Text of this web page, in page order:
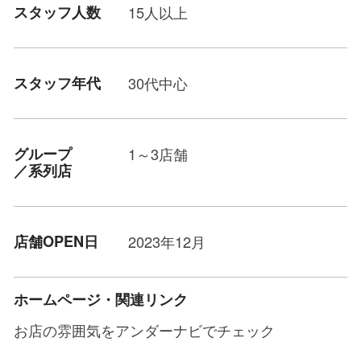
スタッフ人数 15人以上
スタッフ年代 30代中心
グループ
／系列店
1～3店舗
店舗OPEN日 2023年12月
ホームページ・関連リンク
お店の雰囲気をアンダーナビでチェック